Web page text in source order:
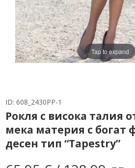
Tap to expand
ID:608_2430PP-1
Рокля с висока талия
мека материя с богат
десен тип “Tapestry”